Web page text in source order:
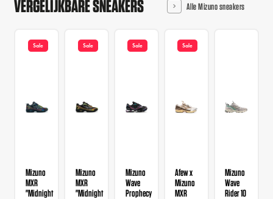
VERGELIJKBARE SNEAKERS Alle Mizuno sneakers
Sale
Mizuno
MXR
"Midnight
Sale
Mizuno
MXR
"Midnight
Sale
Mizuno
Wave
Prophecy
Sale
Afew x
Mizuno
MXR
Mizuno
Wave
Rider 10